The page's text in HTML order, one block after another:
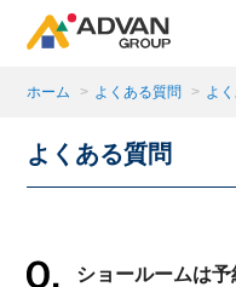
商品ページにある「お
商品がここに表示され
ホーム > よくある質問 > よ
よくある質問
ショールームは予